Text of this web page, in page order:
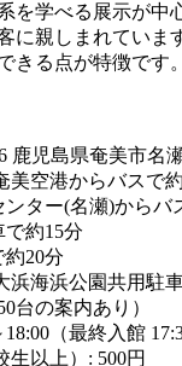
を学べる展示が中
に親しまれていま
きる点が特徴です。
鹿児島県奄美市名
美空港からバスで
ター(名瀬)からバ
約15分
20分
浜海浜公園共用駐
台の案内あり）
18:00（最終入館
生以上）: 500円